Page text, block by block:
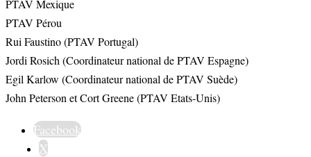
PTAV Mexique
PTAV Pérou
Rui Faustino (PTAV Portugal)
Jordi Rosich (Coordinateur national de PTAV Espagne)
Egil Karlow (Coordinateur national de PTAV Suède)
John Peterson et Cort Greene (PTAV Etats-Unis)
Facebook
X